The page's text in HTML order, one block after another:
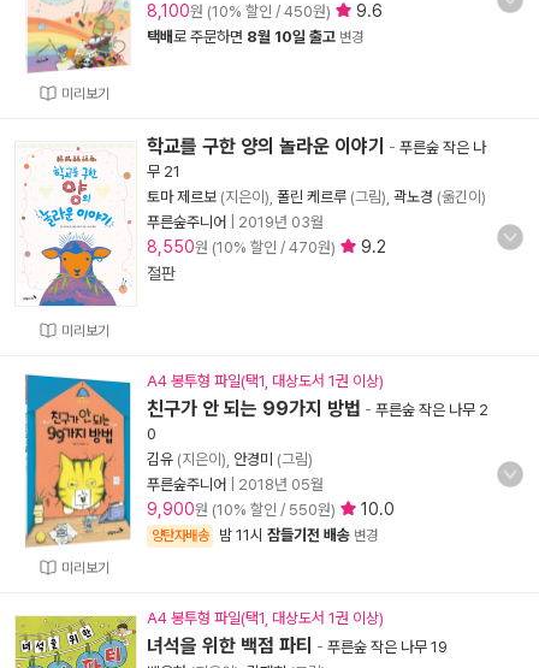
미리보기
8,100원 (10% 할인 / 450원) 9.6
택배로 주문하면 8월 10일 출고 변경
미리보기
학교를 구한 양의 놀라운 이야기 - 푸른숲 작은 나
무 21
토마 제르보 (지은이), 폴린 케르루 (그림), 곽노경 (옮긴이)
푸른숲주니어
2019년 03월
8,550원 (10% 할인 / 470원)
9.2
절판
미리보기
A4 봉투형 파일(택1, 대상도서 1권 이상)
친구가 안 되는 99가지 방법 - 푸른숲 작은 나무 2
0
김유 (지은이), 안경미 (그림)
푸른숲주니어
2018년 05월
9,900원 (10% 할인 / 550원) 10.0
양탄자배송 밤 11시 잠들기전 배송 변경
A4 봉투형 파일(택1, 대상도서 1권 이상)
녀석을 위한 백점 파티 - 푸른숲 작은 나무 19